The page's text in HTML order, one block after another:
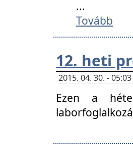
...
Tovább
12. heti
2015. 04. 30. -
Ezen a